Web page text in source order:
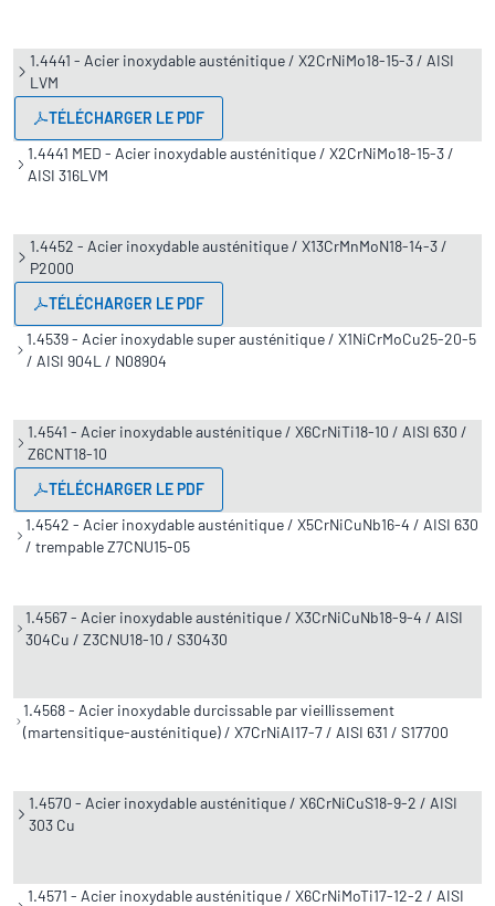
1.4441 - Acier inoxydable austénitique / X2CrNiMo18-15-3 / AISI
LVM
TÉLÉCHARGER LE PDF
1.4441 MED - Acier inoxydable austénitique / X2CrNiMo18-15-3 /
AISI 316LVM
1.4452 - Acier inoxydable austénitique / X13CrMnMoN18-14-3 /
P2000
TÉLÉCHARGER LE PDF
1.4539 - Acier inoxydable super austénitique / X1NiCrMoCu25-20-5
/ AISI 904L / N08904
1.4541 - Acier inoxydable austénitique / X6CrNiTi18-10 / AISI 630 /
Z6CNT18-10
TÉLÉCHARGER LE PDF
1.4542 - Acier inoxydable austénitique / X5CrNiCuNb16-4 / AISI 630
/ trempable Z7CNU15-05
1.4567 - Acier inoxydable austénitique / X3CrNiCuNb18-9-4 / AISI
304Cu / Z3CNU18-10 / S30430
1.4568 - Acier inoxydable durcissable par vieillissement
(martensitique-austénitique) / X7CrNiAI17-7 / AISI 631 / S17700
1.4570 - Acier inoxydable austénitique / X6CrNiCuS18-9-2 / AISI
303 Cu
1.4571 - Acier inoxydable austénitique / X6CrNiMoTi17-12-2 / AISI